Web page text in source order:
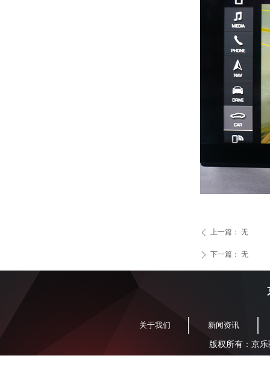
ꄴ 上一篇： 无
ꄲ 下一篇： 无
关于我们 新闻资讯
版权所有：京